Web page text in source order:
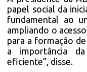
papel social da
fundamental ao
ampliando o
para a formação
a importância
eficiente”, disse.